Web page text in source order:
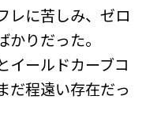
レに苦しみ、ゼロ
りだった。
イールドカーブコ
だ程遠い存在だっ